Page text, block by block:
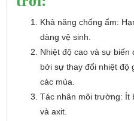
Khả năng chống ẩm:
dàng vệ sinh.
Nhiệt độ cao và sự biến
bởi sự thay đổi nhiệt độ
các mùa.
Tác nhân môi trường: Ít
và axit.